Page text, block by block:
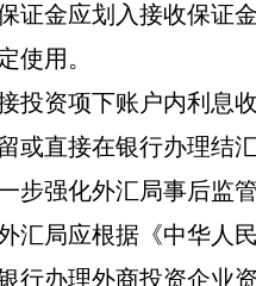
证金应划入接收保证
使用。
接投资项下账户内利息
或直接在银行办理结汇
步强化外汇局事后监
外汇局应根据《中华人
行办理外商投资企业